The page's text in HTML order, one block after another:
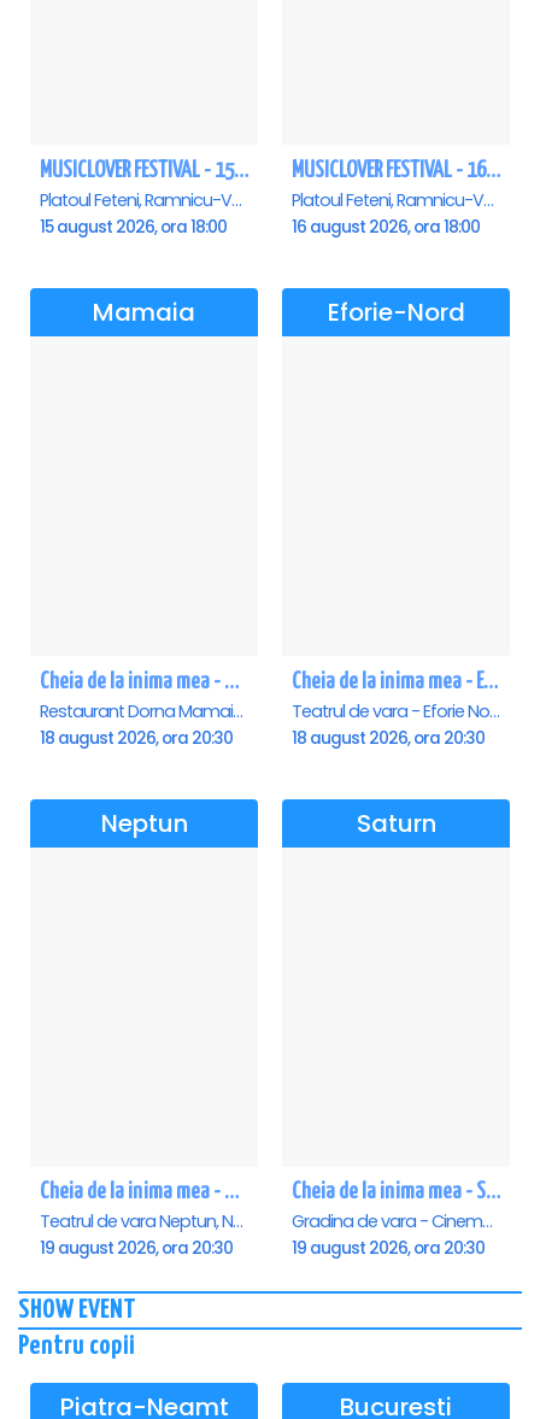
MUSICLOVER FESTIVAL - 15 AUGUST - CONNECT-R, DELIA, RON HEWITT, NICKI M, AURIKA
Platoul Feteni, Ramnicu-Valcea
15 august 2026, ora 18:00
MUSICLOVER FESTIVAL - 16 AUGUST - LEO DE LA ROSIORI SI MARCEL STEFANET & ETHNO REPUBLIC, TUDOR DEEJAY, VARER
Platoul Feteni, Ramnicu-Valcea
16 august 2026, ora 18:00
Mamaia
Cheia de la inima mea - Mamaia
Restaurant Dorna Mamaia, Mamaia
18 august 2026, ora 20:30
Eforie-Nord
Cheia de la inima mea - Eforie Nord
Teatrul de vara - Eforie Nord, Eforie-Nord
18 august 2026, ora 20:30
Neptun
Cheia de la inima mea - Neptun
Teatrul de vara Neptun, Neptun
19 august 2026, ora 20:30
Saturn
Cheia de la inima mea - Saturn
Gradina de vara - Cinema Saturn, Saturn
19 august 2026, ora 20:30
SHOW EVENT
Pentru copii
Piatra-Neamt Bucuresti